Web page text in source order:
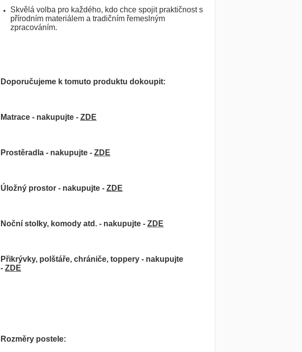
Skvělá volba pro každého, kdo chce spojit praktičnost s
přírodním materiálem a tradičním řemeslným
zpracováním.
Doporučujeme k tomuto produktu dokoupit:
Matrace - nakupujte - ZDE
Prostěradla - nakupujte - ZDE
Úložný prostor - nakupujte - ZDE
Noční stolky, komody atd. - nakupujte - ZDE
Přikrývky, polštáře, chrániče, toppery - nakupujte
- ZDE
Rozměry postele: